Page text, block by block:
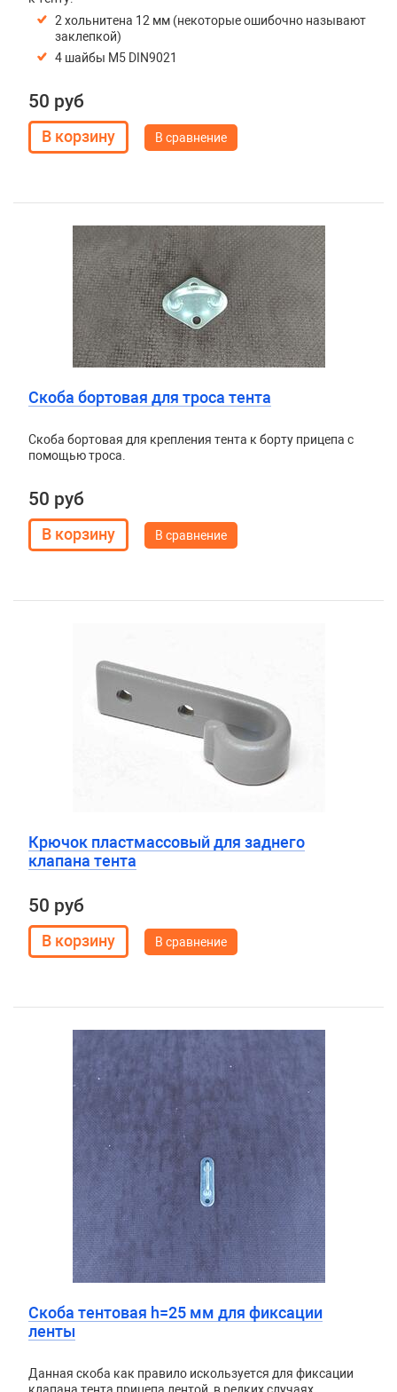
2 хольнитена 12 мм (некоторые ошибочно называют
заклепкой)
4 шайбы М5 DIN9021
50 руб
В сравнение
Скоба бортовая для троса тента
Скоба бортовая для крепления тента к борту прицепа с
помощью троса.
50 руб
В сравнение
Крючок пластмассовый для заднего
клапана тента
50 руб
В сравнение
Скоба тентовая h=25 мм для фиксации
ленты
Данная скоба как правило искользуется для фиксации